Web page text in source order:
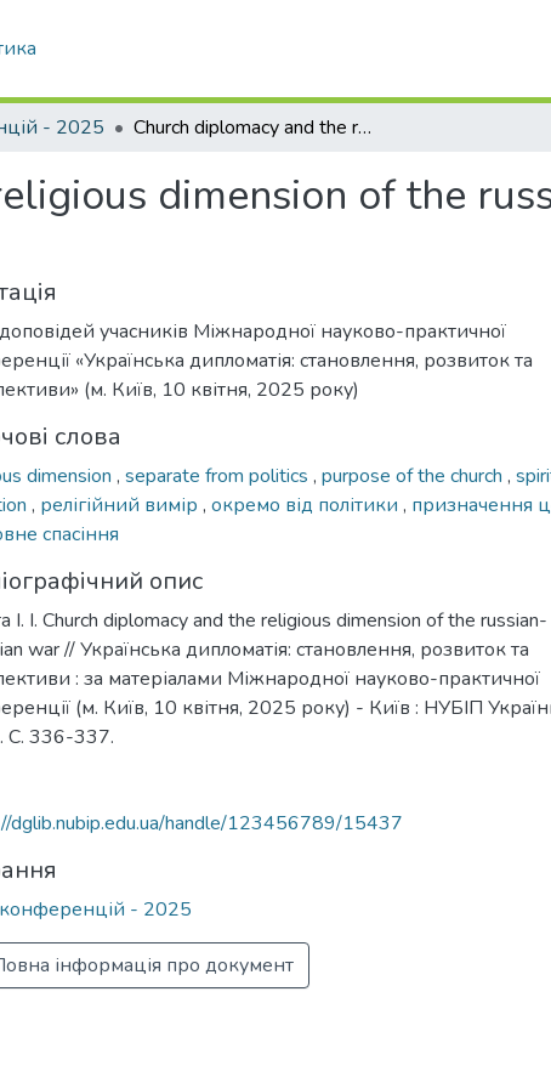
- 2025 Church diplomacy and the religious dimension of the russian-ukrainian war
dimension of the
учасників Міжнародної науково-практичної
«Українська дипломатія: становлення, розвиток та
(м. Київ, 10 квітня, 2025 року)
слова
dimension , separate from politics , purpose of the church ,
, релігійний вимір , окремо від політики , призначення
спасіння
опис
І. І. Church diplomacy and the religious dimension of the russian-
war // Українська дипломатія: становлення, розвиток та
: за матеріалами Міжнародної науково-практичної
(м. Київ, 10 квітня, 2025 року) - Київ : НУБІП
С. 336-337.
dglib.nubip.edu.ua/handle/123456789/15437
- 2025
інформація про документ